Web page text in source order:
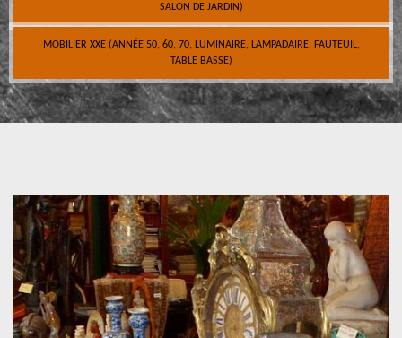
SALON DE JARDIN)
MOBILIER XXE (ANNÉE 50, 60, 70, LUMINAIRE, LAMPADAIRE, FAUTEUIL,
TABLE BASSE)